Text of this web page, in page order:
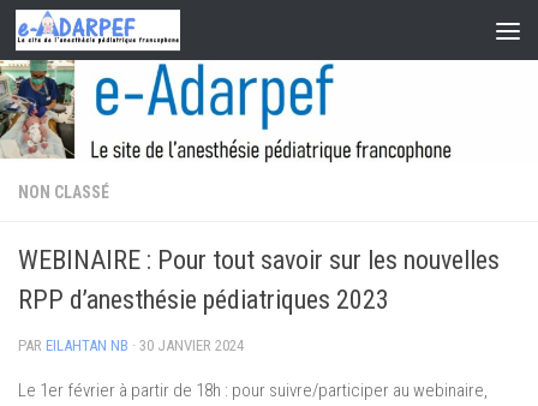
Skip to content
NON CLASSÉ
WEBINAIRE : Pour tout savoir sur les nouvelles
RPP d’anesthésie pédiatriques 2023
PAR EILAHTAN NB · 30 JANVIER 2024
Le 1er février à partir de 18h : pour suivre/participer au webinaire,